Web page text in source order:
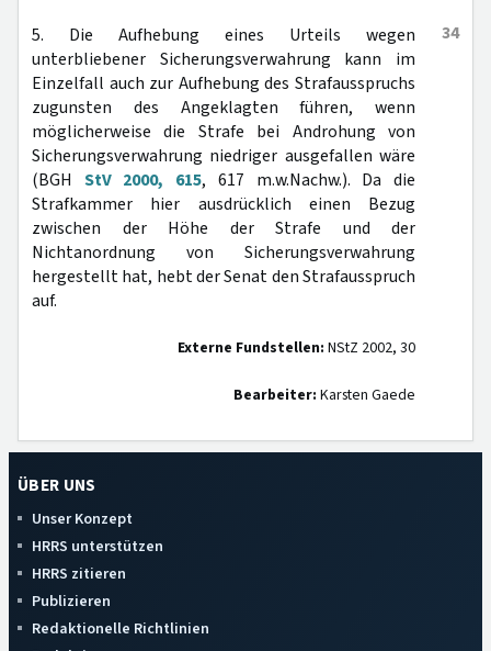
34
5. Die Aufhebung eines Urteils wegen
unterbliebener Sicherungsverwahrung kann im
Einzelfall auch zur Aufhebung des Strafausspruchs
zugunsten des Angeklagten führen, wenn
möglicherweise die Strafe bei Androhung von
Sicherungsverwahrung niedriger ausgefallen wäre
(BGH StV 2000, 615, 617 m.w.Nachw.). Da die
Strafkammer hier ausdrücklich einen Bezug
zwischen der Höhe der Strafe und der
Nichtanordnung von Sicherungsverwahrung
hergestellt hat, hebt der Senat den Strafausspruch
auf.
Externe Fundstellen: NStZ 2002, 30
Bearbeiter: Karsten Gaede
ÜBER UNS
Unser Konzept
HRRS unterstützen
HRRS zitieren
Publizieren
Redaktionelle Richtlinien